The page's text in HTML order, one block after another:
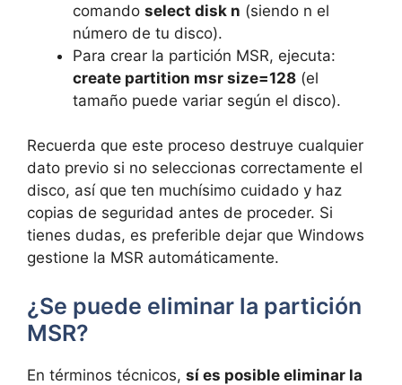
comando select disk n (siendo n el
número de tu disco).
Para crear la partición MSR, ejecuta:
create partition msr size=128 (el
tamaño puede variar según el disco).
Recuerda que este proceso destruye cualquier
dato previo si no seleccionas correctamente el
disco, así que ten muchísimo cuidado y haz
copias de seguridad antes de proceder. Si
tienes dudas, es preferible dejar que Windows
gestione la MSR automáticamente.
¿Se puede eliminar la partición
MSR?
En términos técnicos, sí es posible eliminar la